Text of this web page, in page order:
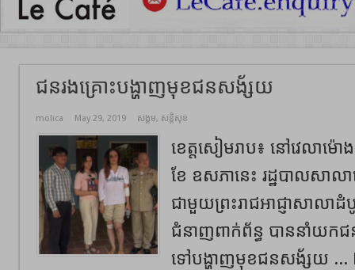
ជនរងគ្រោះបង្ហាញមុខជនសង័្សយ
molica May 29, 2019 សង្គម, សន្តិសុខ
ខេត្តសៀមរាប៖ នៅវេលាម៉
ខែ ឧសភានេះ រដ្ឋបាលសាល
ជាមួយព្រះរាជអាជ្ញាសាលាដំ
ជំនាញពាក់ព័ន្ធ បាននាំយកជ
ទៅបង្ហាញមុខជនសង័្សយ ...